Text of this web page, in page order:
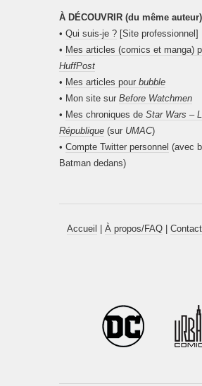
À DÉCOUVRIR (du même auteur)
• Qui suis-je ? [Site professionnel]
• Mes articles (comics et manga)
HuffPost
• Mes articles pour bubble
• Mon site sur Before Watchmen
• Mes chroniques de Star Wars –
République (sur UMAC)
• Compte Twitter personnel (avec
Batman dedans)
Accueil À propos/FAQ| Contact